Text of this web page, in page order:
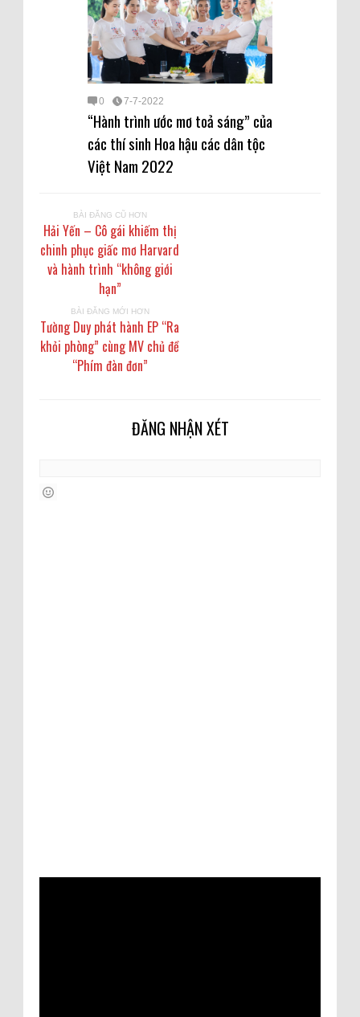
0 7-7-2022
“Hành trình ước mơ toả sáng” của
các thí sinh Hoa hậu các dân tộc
Việt Nam 2022
BÀI ĐĂNG CŨ HƠN
Hải Yến – Cô gái khiếm thị
chinh phục giấc mơ Harvard
và hành trình “không giới
hạn”
BÀI ĐĂNG MỚI HƠN
Tường Duy phát hành EP “Ra
khỏi phòng” cùng MV chủ đề
“Phím đàn đơn”
ĐĂNG NHẬN XÉT